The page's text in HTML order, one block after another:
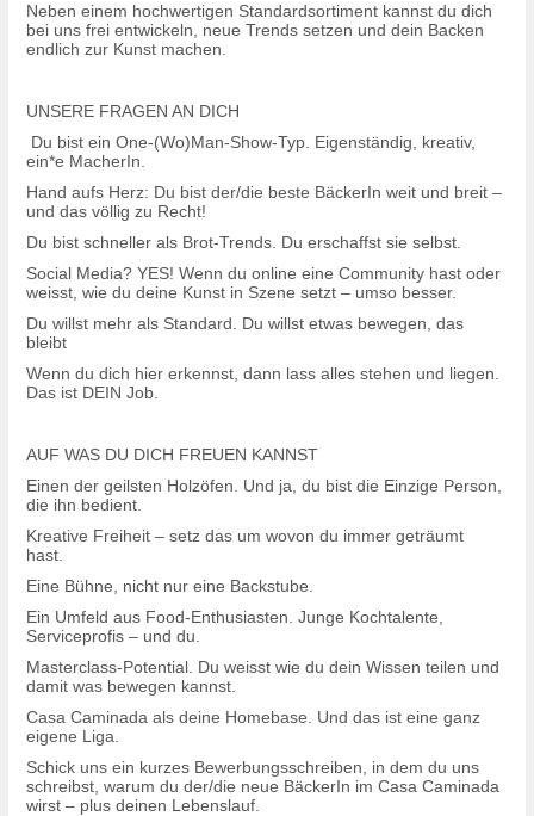
Neben einem hochwertigen Standardsortiment kannst du dich
bei uns frei entwickeln, neue Trends setzen und dein Backen
endlich zur Kunst machen.
UNSERE FRAGEN AN DICH
Du bist ein One-(Wo)Man-Show-Typ. Eigenständig, kreativ,
ein*e MacherIn.
Hand aufs Herz: Du bist der/die beste BäckerIn weit und breit –
und das völlig zu Recht!
Du bist schneller als Brot-Trends. Du erschaffst sie selbst.
Social Media? YES! Wenn du online eine Community hast oder
weisst, wie du deine Kunst in Szene setzt – umso besser.
Du willst mehr als Standard. Du willst etwas bewegen, das
bleibt
Wenn du dich hier erkennst, dann lass alles stehen und liegen.
Das ist DEIN Job.
AUF WAS DU DICH FREUEN KANNST
Einen der geilsten Holzöfen. Und ja, du bist die Einzige Person,
die ihn bedient.
Kreative Freiheit – setz das um wovon du immer geträumt
hast.
Eine Bühne, nicht nur eine Backstube.
Ein Umfeld aus Food-Enthusiasten. Junge Kochtalente,
Serviceprofis – und du.
Masterclass-Potential. Du weisst wie du dein Wissen teilen und
damit was bewegen kannst.
Casa Caminada als deine Homebase. Und das ist eine ganz
eigene Liga.
Schick uns ein kurzes Bewerbungsschreiben, in dem du uns
schreibst, warum du der/die neue BäckerIn im Casa Caminada
wirst – plus deinen Lebenslauf.